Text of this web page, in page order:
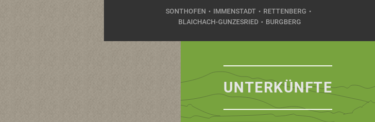
SONTHOFEN IMMENSTADT
RETTENBERG
BLAICHACH-GUNZESRIED
BURGBERG
UNTERKÜNFTE